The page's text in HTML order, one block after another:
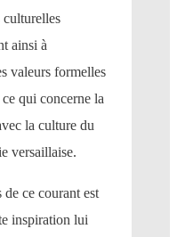
culturelles
ainsi à
valeurs formelles
qui concerne la
la culture du
versaillaise.
de ce courant est
inspiration lui